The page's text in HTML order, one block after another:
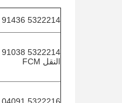
5322214 91436 المجلس ، الأنابيب
النقل FCM